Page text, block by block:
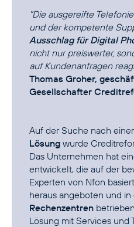
"Die ausgereifte
und der kompetente
Ausschlag für Digital
nicht nur preiswerter,
auf Kundenanfragen
Thomas Groher,
Gesellschafter
Auf der Suche nach einer
Lösung wurde
Das Unternehmen hat
entwickelt, die auf der
Experten von Nfon
heraus angeboten und in
Rechenzentren
Lösung mit Services und